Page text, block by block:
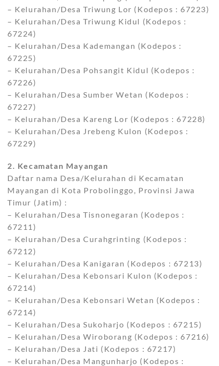
– Kelurahan/Desa Triwung Lor (Kodepos : 67223)
– Kelurahan/Desa Triwung Kidul (Kodepos :
67224)
– Kelurahan/Desa Kademangan (Kodepos :
67225)
– Kelurahan/Desa Pohsangit Kidul (Kodepos :
67226)
– Kelurahan/Desa Sumber Wetan (Kodepos :
67227)
– Kelurahan/Desa Kareng Lor (Kodepos : 67228)
– Kelurahan/Desa Jrebeng Kulon (Kodepos :
67229)
2. Kecamatan Mayangan
Daftar nama Desa/Kelurahan di Kecamatan
Mayangan di Kota Probolinggo, Provinsi Jawa
Timur (Jatim) :
– Kelurahan/Desa Tisnonegaran (Kodepos :
67211)
– Kelurahan/Desa Curahgrinting (Kodepos :
67212)
– Kelurahan/Desa Kanigaran (Kodepos : 67213)
– Kelurahan/Desa Kebonsari Kulon (Kodepos :
67214)
– Kelurahan/Desa Kebonsari Wetan (Kodepos :
67214)
– Kelurahan/Desa Sukoharjo (Kodepos : 67215)
– Kelurahan/Desa Wiroborang (Kodepos : 67216)
– Kelurahan/Desa Jati (Kodepos : 67217)
– Kelurahan/Desa Mangunharjo (Kodepos :